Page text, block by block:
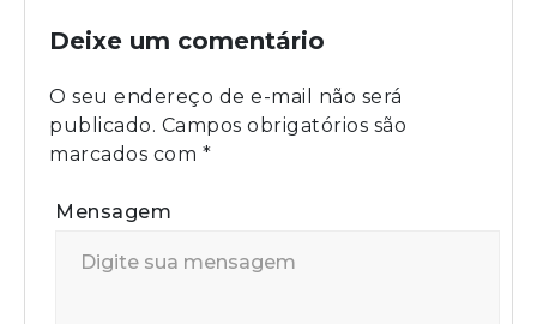
Deixe um comentário
O seu endereço de e-mail não será
publicado. Campos obrigatórios são
marcados com *
Mensagem